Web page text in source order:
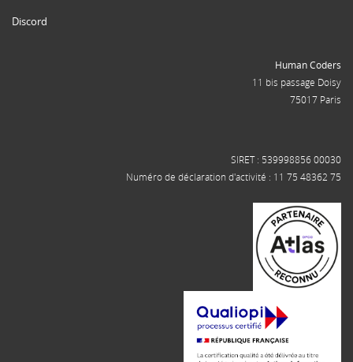
Discord
Human Coders
11 bis passage Doisy
75017 Paris
SIRET : 539998856 00030
Numéro de déclaration d'activité : 11 75 48362 75